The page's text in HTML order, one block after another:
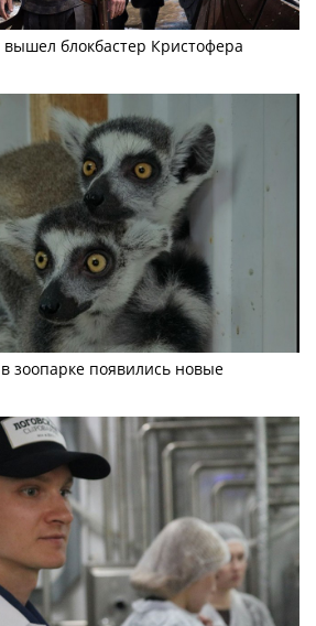
вышел блокбастер Кристофера
зоопарке появились новые